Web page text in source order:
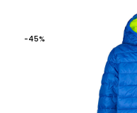
-45%